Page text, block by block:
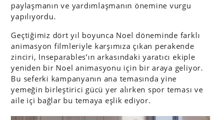
paylaşmanın ve yardımlaşmanın önemine vurgu
yapılıyordu.
Geçtiğimiz dört yıl boyunca Noel döneminde farklı
animasyon filmleriyle karşımıza çıkan perakende
zinciri, Inseparables’ın arkasındaki yaratıcı ekiple
yeniden bir Noel animasyonu için bir araya geliyor.
Bu seferki kampanyanın ana temasında yine
yemeğin birleştirici gücü yer alırken spor teması ve
aile içi bağlar bu temaya eşlik ediyor.